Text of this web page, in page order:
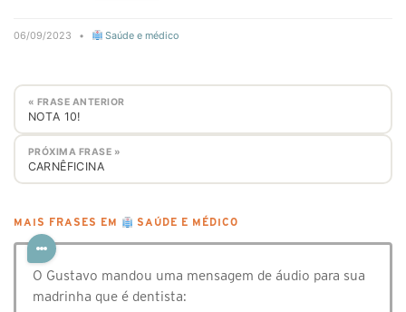
06/09/2023 • Saúde e médico
« FRASE ANTERIOR
NOTA 10!
PRÓXIMA FRASE »
CARNÊFICINA
MAIS FRASES EM SAÚDE E MÉDICO
O Gustavo mandou uma mensagem de áudio para sua
madrinha que é dentista: